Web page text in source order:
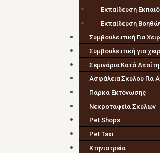
Εκπαίδευση
Εκπαίδευση
Συμβουλευτική Για
Συμβουλευτική για
Σεμινάρια Κατά
Ασφάλεια Σκυλου Για
Πάρκα Εκτόνωσης
Νεκροταφεία Σκύλων
Pet Shops
Pet Taxi
Κτηνιατρεία